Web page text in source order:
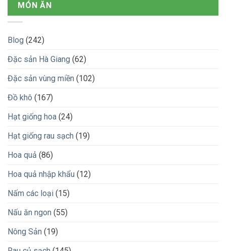
MÓN ĂN
Blog (242)
Đặc sản Hà Giang (62)
Đặc sản vùng miền (102)
Đồ khô (167)
Hạt giống hoa (24)
Hạt giống rau sạch (19)
Hoa quả (86)
Hoa quả nhập khẩu (12)
Nấm các loại (15)
Nấu ăn ngon (55)
Nông Sản (19)